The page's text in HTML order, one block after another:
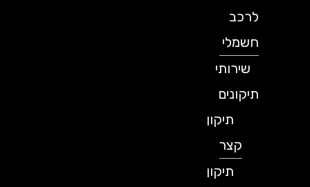
לרכב
חשמלי
שירותי
תיקונים
תיקון
תיקון